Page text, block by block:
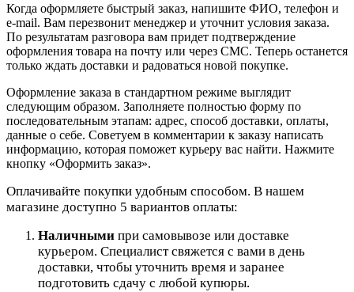
Когда оформляете быстрый заказ, напишите ФИО, телефон и
e-mail. Вам перезвонит менеджер и уточнит условия заказа.
По результатам разговора вам придет подтверждение
оформления товара на почту или через СМС. Теперь останется
только ждать доставки и радоваться новой покупке.
Оформление заказа в стандартном режиме выглядит
следующим образом. Заполняете полностью форму по
последовательным этапам: адрес, способ доставки, оплаты,
данные о себе. Советуем в комментарии к заказу написать
информацию, которая поможет курьеру вас найти. Нажмите
кнопку «Оформить заказ».
Оплачивайте покупки удобным способом. В нашем
магазине доступно 5 вариантов оплаты:
Наличными при самовывозе или доставке
курьером. Специалист свяжется с вами в день
доставки, чтобы уточнить время и заранее
подготовить сдачу с любой купюры.